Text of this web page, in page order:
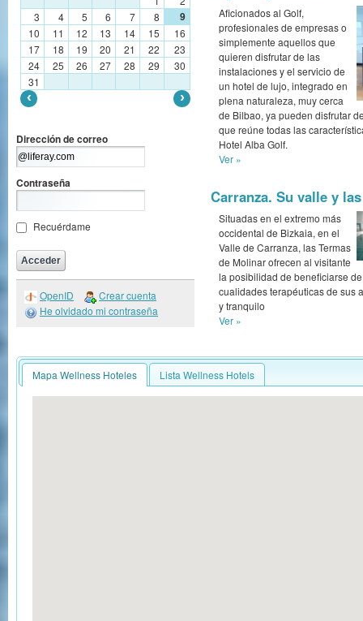
3
4 5 6 7 8 9
10 11 12 13 14 15
16
17
18 19 20 21 22
23
24
25 26 27 28 29
30
31
Dirección de correo
Contraseña
Recuérdame
OpenID
Crear cuenta
He olvidado mi contraseña
Aficionados al Golf,
profesionales de empresas o
simplemente aquellos que
quieren disfrutar de las
instalaciones y el servicio de
un hotel de lujo, integrado en
plena naturaleza, muy cerca
de Bilbao, ya pueden disfrutar
que reúne todas las
Hotel Alba Golf.
Ver »
Carranza. Su valle y
Situadas en el extremo más
occidental de Bizkaia, en el
Valle de Carranza, las Termas
de Molinar ofrecen al visitante
la posibilidad de beneficiarse
cualidades terapéuticas de sus
y tranquilo
Ver »
Mapa Wellness Hoteles Lista Wellness Hotels